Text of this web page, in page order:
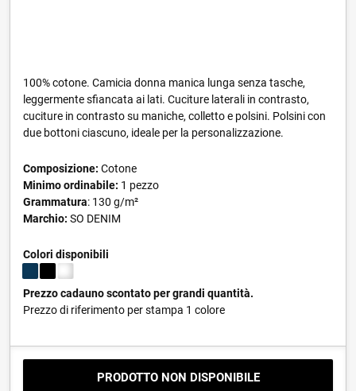
100% cotone. Camicia donna manica lunga senza tasche,
leggermente sfiancata ai lati. Cuciture laterali in contrasto,
cuciture in contrasto su maniche, colletto e polsini. Polsini con
due bottoni ciascuno, ideale per la personalizzazione.
Composizione: Cotone
Minimo ordinabile: 1 pezzo
Grammatura: 130 g/m²
Marchio: SO DENIM
Colori disponibili
Prezzo cadauno scontato per grandi quantità.
Prezzo di riferimento per stampa 1 colore
PRODOTTO NON DISPONIBILE